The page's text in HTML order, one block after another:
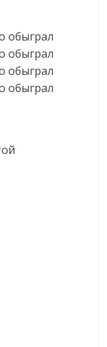
обыграл
обыграл
обыграл
обыграл